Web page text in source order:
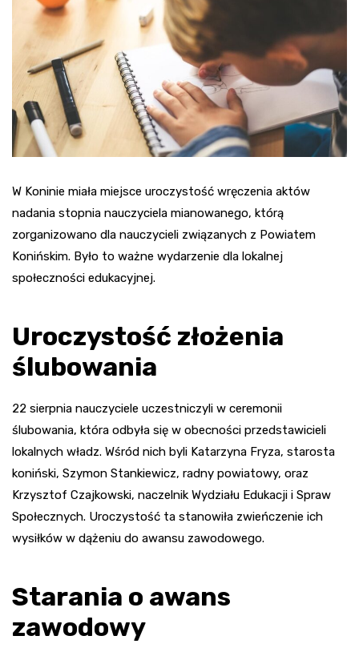
W Koninie miała miejsce uroczystość wręczenia aktów
nadania stopnia nauczyciela mianowanego, którą
zorganizowano dla nauczycieli związanych z Powiatem
Konińskim. Było to ważne wydarzenie dla lokalnej
społeczności edukacyjnej.
Uroczystość złożenia
ślubowania
22 sierpnia nauczyciele uczestniczyli w ceremonii
ślubowania, która odbyła się w obecności przedstawicieli
lokalnych władz. Wśród nich byli Katarzyna Fryza, starosta
koniński, Szymon Stankiewicz, radny powiatowy, oraz
Krzysztof Czajkowski, naczelnik Wydziału Edukacji i Spraw
Społecznych. Uroczystość ta stanowiła zwieńczenie ich
wysiłków w dążeniu do awansu zawodowego.
Starania o awans
zawodowy